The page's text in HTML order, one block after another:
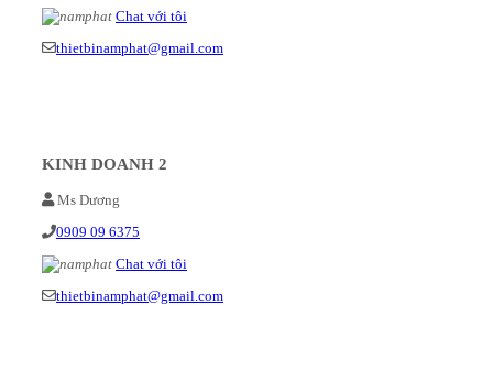
Chat với tôi
thietbinamphat@gmail.com
KINH DOANH 2
Ms Dương
0909 09 6375
Chat với tôi
thietbinamphat@gmail.com